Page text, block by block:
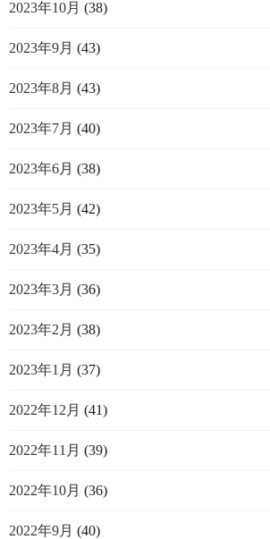
2023年10月 (38)
2023年9月 (43)
2023年8月 (43)
2023年7月 (40)
2023年6月 (38)
2023年5月 (42)
2023年4月 (35)
2023年3月 (36)
2023年2月 (38)
2023年1月 (37)
2022年12月 (41)
2022年11月 (39)
2022年10月 (36)
2022年9月 (40)